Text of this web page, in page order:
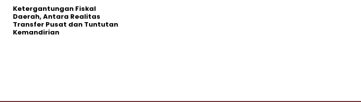
Ketergantungan Fiskal
Daerah, Antara Realitas
Transfer Pusat dan Tuntutan
Kemandirian